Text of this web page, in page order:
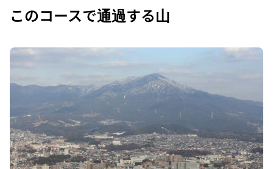
このコースで通過する山